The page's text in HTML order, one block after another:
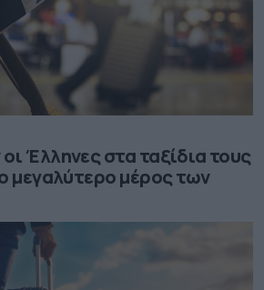
Έλληνες στα ταξίδια τους
μεγαλύτερο μέρος των